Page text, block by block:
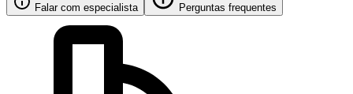
Falar com especialista Perguntas frequentes